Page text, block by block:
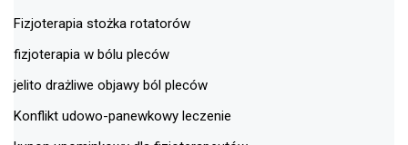
Fizjoterapia stożka rotatorów
fizjoterapia w bólu pleców
jelito drażliwe objawy ból pleców
Konflikt udowo-panewkowy leczenie